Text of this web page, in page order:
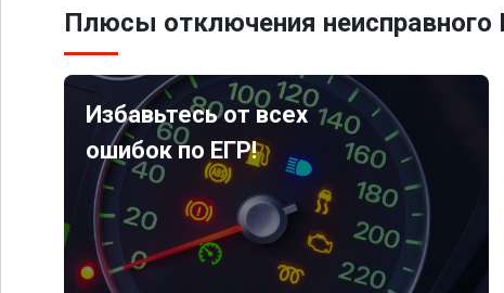
Плюсы отключения неисправного
Избавьтесь от всех
ошибок по ЕГР!